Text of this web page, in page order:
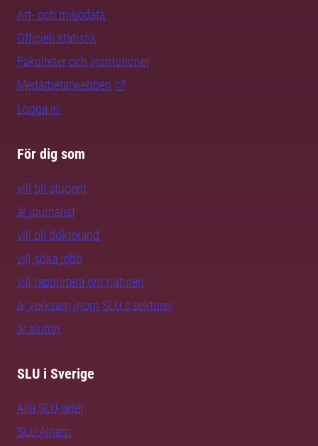
Art- och miljödata
Officiell statistik
Fakulteter och institutioner
Medarbetarwebben
Logga in
För dig som
vill bli student
är journalist
vill bli doktorand
vill söka jobb
vill rapportera om naturen
är verksam inom SLU:s sektorer
är alumn
SLU i Sverige
Alla SLU-orter
SLU Alnarp